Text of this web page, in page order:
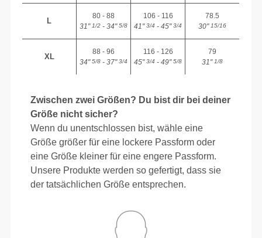
L
80 - 88
31"1/2 - 34"5/8
106 - 116
41"3/4 - 45"3/4
78.5
30"15/16
XL
88 - 96
34"5/8 - 37"3/4
116 - 126
45"3/4 - 49"5/8
79
31"1/8
Zwischen zwei Größen? Du bist dir bei deiner
Größe nicht sicher?
Wenn du unentschlossen bist, wähle eine
Größe größer für eine lockere Passform oder
eine Größe kleiner für eine engere Passform.
Unsere Produkte werden so gefertigt, dass sie
der tatsächlichen Größe entsprechen.